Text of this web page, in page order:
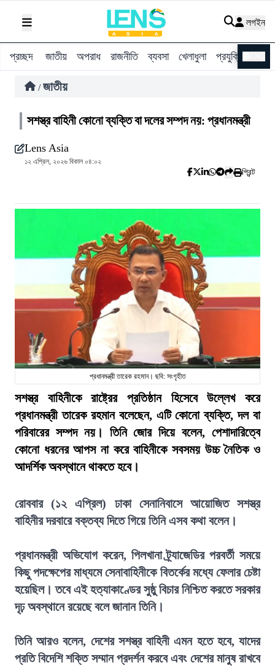
লগইন
প্রচ্ছদ জাতীয় অপরাধ রাজনীতি ব্যবসা খেলাধুলা প্রযুক্তি
/ জাতীয়
সশস্ত্র বাহিনী কোনো ব্যক্তি বা দলের সম্পদ নয়: প্রধানমন্ত্রী
Lens Asia
১২ এপ্রিল, ২০২৬ বিকাল ০৪:০২
প্রিন্ট
প্রধানমন্ত্রী তারেক রহমান। ছবি: সংগৃহীত
সশস্ত্র বাহিনীকে রাষ্ট্রের প্রতিষ্ঠান হিসেবে উল্লেখ করে
প্রধানমন্ত্রী তারেক রহমান বলেছেন, এটি কোনো ব্যক্তি, দল বা
পরিবারের সম্পদ নয়। তিনি জোর দিয়ে বলেন, পেশাদারিত্বে
কোনো ধরনের আপস না করে বাহিনীকে সবসময় উচ্চ নৈতিক ও
আদর্শিক অবস্থানে থাকতে হবে।
রোববার (১২ এপ্রিল) ঢাকা সেনানিবাসে আয়োজিত সশস্ত্র
বাহিনীর দরবারে বক্তব্য দিতে গিয়ে তিনি এসব কথা বলেন।
প্রধানমন্ত্রী অভিযোগ করেন, পিলখানা ট্র্যাজেডির পরবর্তী সময়ে
কিছু পদক্ষেপের মাধ্যমে সেনাবাহিনীকে বিতর্কের মধ্যে ফেলার চেষ্টা
হয়েছিল। তবে এই হত্যাকাণ্ডের সুষ্ঠু বিচার নিশ্চিত করতে সরকার
দৃঢ় অবস্থানে রয়েছে বলে জানান তিনি।
তিনি আরও বলেন, দেশের সশস্ত্র বাহিনী এমন হতে হবে, যাদের
প্রতি বিদেশি শক্তি সম্মান প্রদর্শন করবে এবং দেশের মানুষ রাখবে